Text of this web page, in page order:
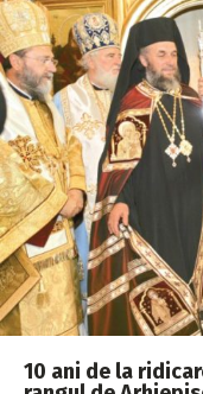
10 ani de la